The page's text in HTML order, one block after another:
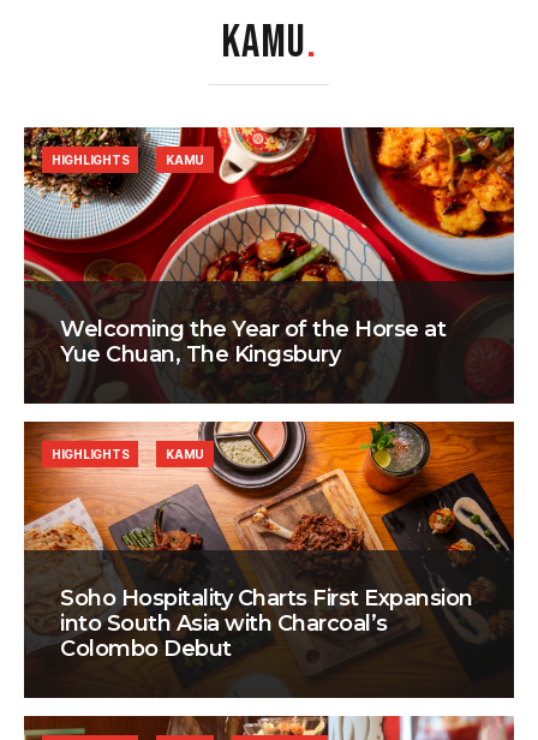
KAMU.
Welcoming the Year of the Horse at
Yue Chuan, The Kingsbury
HIGHLIGHTS KAMU
Soho Hospitality Charts First Expansion
into South Asia with Charcoal’s
Colombo Debut
HIGHLIGHTS KAMU